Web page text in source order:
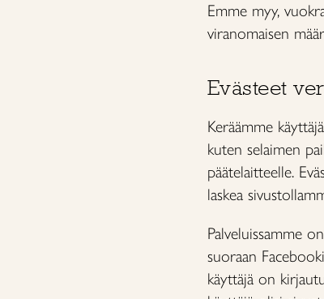
Emme myy,
viranomaisen
Evästeet
Keräämme
kuten selaimen
päätelaitteelle.
laskea
Palveluissamme
suoraan
käyttäjä on